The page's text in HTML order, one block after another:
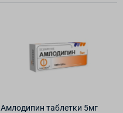
Амлодипин таблетки 5мг